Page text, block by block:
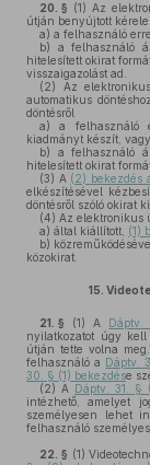
20. § (1) Az
útján benyújtott
a) a felhasználó
b) a felhasználó
hitelesített okirat
visszaigazolást ad.
(2) Az
automatikus
döntésről
a) a felhasználó
kiadmányt készít, vagy
b) a felhasználó
hitelesített okirat
(3) A (2) bekezdés
elkészítésével
döntésről szóló okirat
(4) Az elektronikus
a) által kiállított, (1)
b)
közokirat.
15.
21. § (1) A
nyilatkozatot úgy
útján tette volna
felhasználó a Dáptv.
30. § (1) bekezdése
(2) A Dáptv. 31. §
intézhető, amelyet
személyesen lehet
felhasználó
22. § (1)